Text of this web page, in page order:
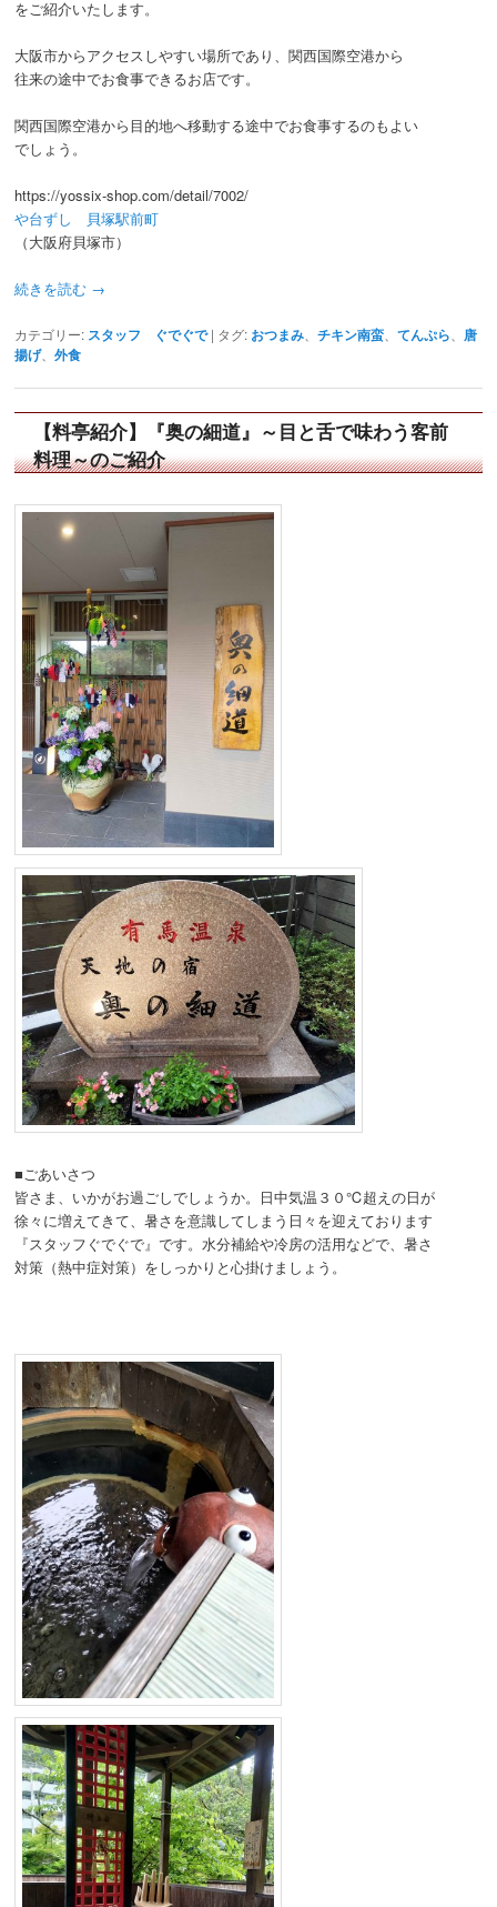
をご紹介いたします。
大阪市からアクセスしやすい場所であり、関西国際空港から
往来の途中でお食事できるお店です。
関西国際空港から目的地へ移動する途中でお食事するのもよい
でしょう。
https://yossix-shop.com/detail/7002/
や台ずし 貝塚駅前町
（大阪府貝塚市）
続きを読む →
カテゴリー: スタッフ ぐでぐで | タグ: おつまみ 、チキン南蛮 、てんぷら
唐
揚げ、外食
【料亭紹介】『奥の細道』～目と舌で味わう客前
料理～のご紹介
■ごあいさつ
皆さま、いかがお過ごしでしょうか。日中気温３０℃超えの日が
徐々に増えてきて、暑さを意識してしまう日々を迎えております
『スタッフぐでぐで』です。水分補給や冷房の活用などで、暑さ
対策（熱中症対策）をしっかりと心掛けましょう。